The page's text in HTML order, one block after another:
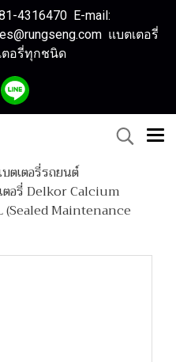
4316470 E-mail:
แบตเตอรี่
ตอรี่ทุกชนิด
ตเตอรี่รถยนต์
ตอรี่ Delkor Calcium
(Sealed Maintenance